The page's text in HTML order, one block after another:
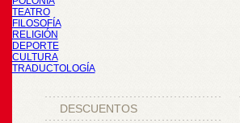
TEATRO
FILOSOFÍA
RELIGIÓN
DEPORTE
CULTURA
TRADUCTOLOGÍA
DESCUENTOS